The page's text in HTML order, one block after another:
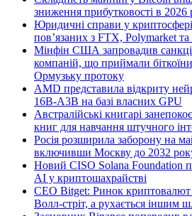
зниження прибутковості в 2026
Юридичні справи у
пов’язаних з FTX, Polymarket
Мінфін США запровадив
компаній, що приймали біткоїни
Ормузьку протоку
AMD представила відкриту
16B-A3B на базі власних GPU
Австралійські книгарі
книг для навчання штучного
Росія розширила заборону на
включивши Москву до 2032
Новий CISO Solana Foundation
AI у криптошахрайстві
CEO Bitget: Ринок криптовалют
Волл-стріт, а рухається іншим